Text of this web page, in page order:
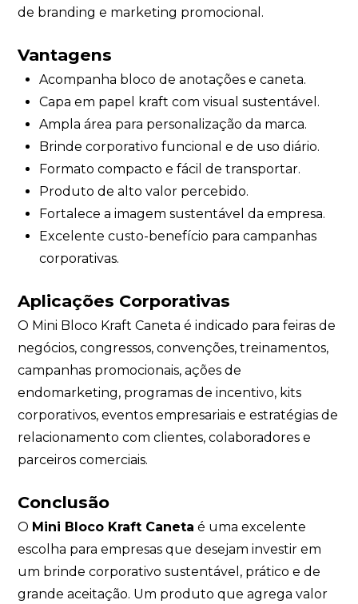
de branding e marketing promocional.
Vantagens
Acompanha bloco de anotações e caneta.
Capa em papel kraft com visual sustentável.
Ampla área para personalização da marca.
Brinde corporativo funcional e de uso diário.
Formato compacto e fácil de transportar.
Produto de alto valor percebido.
Fortalece a imagem sustentável da empresa.
Excelente custo-benefício para campanhas
corporativas.
Aplicações Corporativas
O Mini Bloco Kraft Caneta é indicado para feiras de
negócios, congressos, convenções, treinamentos,
campanhas promocionais, ações de
endomarketing, programas de incentivo, kits
corporativos, eventos empresariais e estratégias de
relacionamento com clientes, colaboradores e
parceiros comerciais.
Conclusão
O Mini Bloco Kraft Caneta é uma excelente
escolha para empresas que desejam investir em
um brinde corporativo sustentável, prático e de
grande aceitação. Um produto que agrega valor